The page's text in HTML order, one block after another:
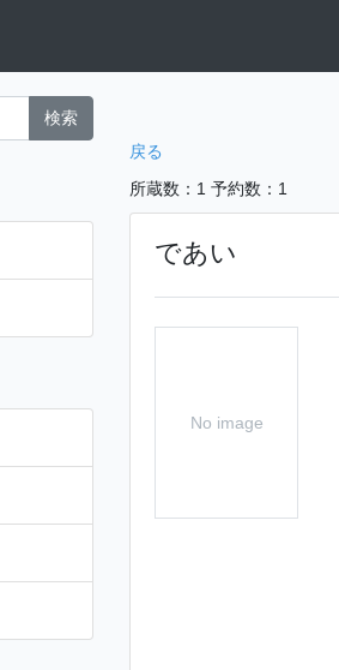
検索
戻る
所蔵数：1 予約数：1
であい
No image